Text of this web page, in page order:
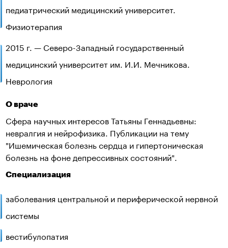
педиатрический медицинский университет.
Физиотерапия
2015 г. — Северо-Западный государственный
медицинский университет им. И.И. Мечникова.
Неврология
О враче
Сфера научных интересов Татьяны Геннадьевны:
невралгия и нейрофизика. Публикации на тему
"Ишемическая болезнь сердца и гипертоническая
болезнь на фоне депрессивных состояний".
Специализация
заболевания центральной и периферической нервной
системы
вестибулопатия